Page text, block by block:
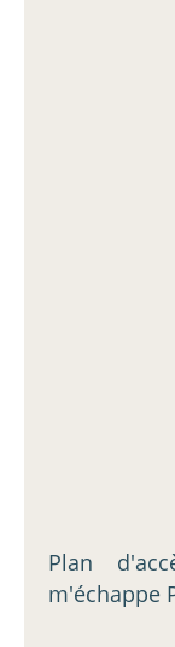
Plan
m'échappe